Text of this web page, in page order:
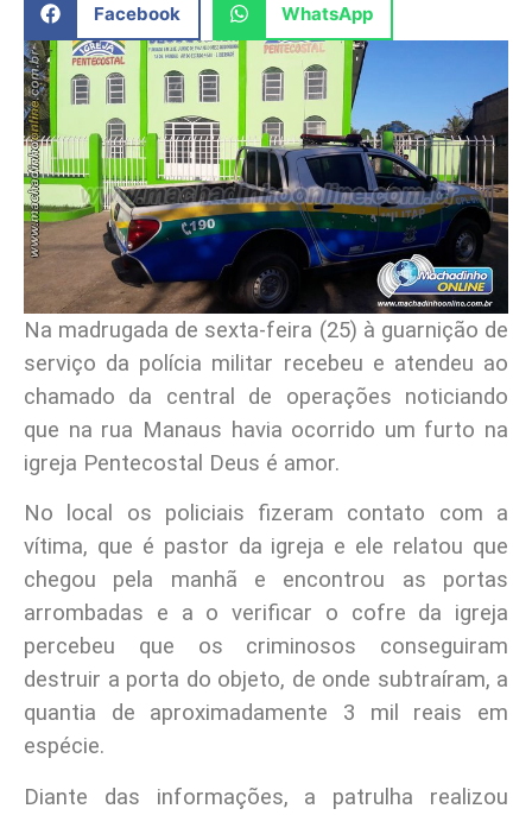
Facebook WhatsApp
Na madrugada de sexta-feira (25) à guarnição de
serviço da polícia militar recebeu e atendeu ao
chamado da central de operações noticiando
que na rua Manaus havia ocorrido um furto na
igreja Pentecostal Deus é amor.
No local os policiais fizeram contato com a
vítima, que é pastor da igreja e ele relatou que
chegou pela manhã e encontrou as portas
arrombadas e a o verificar o cofre da igreja
percebeu que os criminosos conseguiram
destruir a porta do objeto, de onde subtraíram, a
quantia de aproximadamente 3 mil reais em
espécie.
Diante das informações, a patrulha realizou